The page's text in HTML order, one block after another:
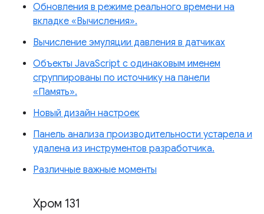
Обновления в режиме реального времени на
вкладке «Вычисления».
Вычисление эмуляции давления в датчиках
Объекты JavaScript с одинаковым именем
сгруппированы по источнику на панели
«Память».
Новый дизайн настроек
Панель анализа производительности устарела и
удалена из инструментов разработчика.
Различные важные моменты
Хром 131